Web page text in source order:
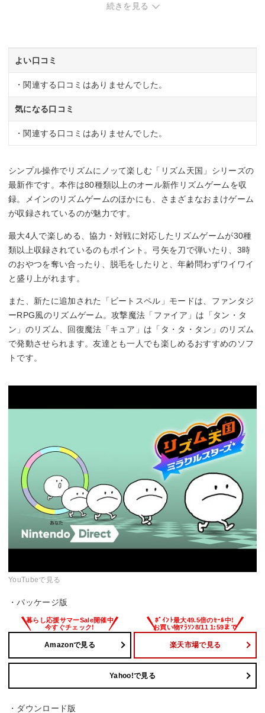
2026年7月2日
続きを見る
よい口コミ
・関連する口コミはありませんでした。
気になる口コミ
・関連する口コミはありませんでした。
シンプル操作でリズムにノッて楽しむ「リズム天国」シリーズの
最新作です。本作は80種類以上のオール新作リズムゲームを収
録。メインのリズムゲームのほかにも、さまざまなおまけゲーム
が収録されているのが魅力です。
最大4人で楽しめる、協力・対戦に対応したリズムゲームが30種
類以上収録されているのもポイント。弓矢を刀で弾いたり、3時
のおやつを奪い合ったり、脱毛をしたりと、年齢問わずワイワイ
と盛り上がれます。
また、新たに追加された「ビートスペル」モードは、ファンタジ
ーRPG風のリズムゲーム。攻撃魔法「ファイア」は「タン・タ
ン」のリズム、回復魔法「キュア」は「タ・タ・タン」のリズム
で発動させられます。友達とも一人でも楽しめるおすすめのソフ
トです。
YouTubeで見る
・パッケージ版
Amazonで見る 楽天市場で見る
Yahoo!で見る
・ダウンロード版